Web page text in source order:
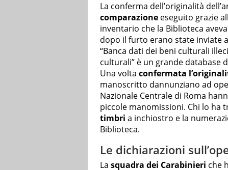
La conferma dell’originalità
comparazione eseguito grazie
inventario che la Biblioteca
dopo il furto erano state inviate
“Banca dati dei beni culturali
culturali” è un grande database
Una volta confermata
manoscritto dannunziano ad
Nazionale Centrale di Roma
piccole manomissioni. Chi lo ha
timbri a inchiostro e la
Biblioteca.
Le dichiarazioni
La squadra dei Carabinieri che